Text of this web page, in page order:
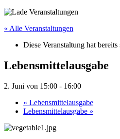
« Alle Veranstaltungen
Diese Veranstaltung hat bereits
Lebensmittelausgabe
2. Juni von 15:00 - 16:00
« Lebensmittelausgabe
Lebensmittelausgabe »